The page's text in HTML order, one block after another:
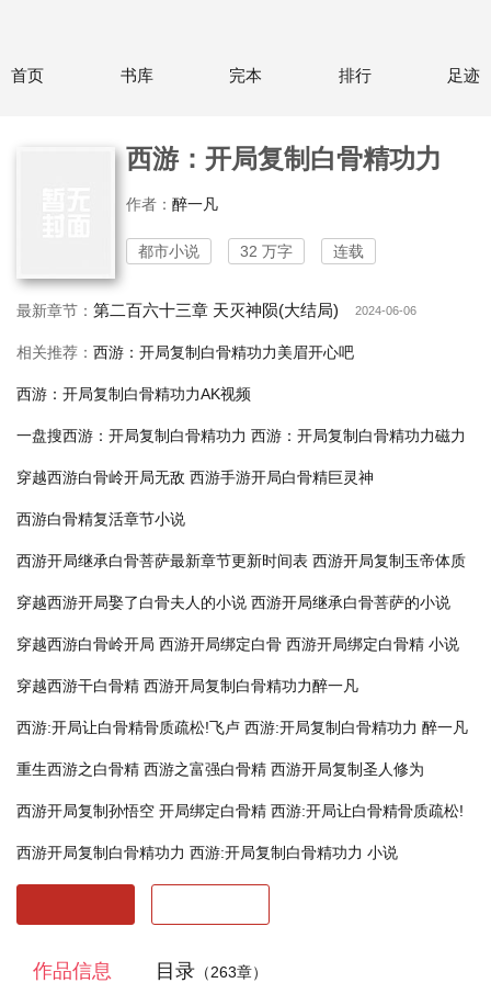
首页 书库 完本 排行 足迹
西游：开局复制白骨精功力
作者： 醉一凡
都市小说 32 万字 连载
最新章节： 第二百六十三章 天灭神陨(大结局) 2024-06-06
相关推荐： 西游：开局复制白骨精功力美眉开心吧
西游：开局复制白骨精功力AK视频
一盘搜西游：开局复制白骨精功力 西游：开局复制白骨精功力磁力
穿越西游白骨岭开局无敌 西游手游开局白骨精巨灵神
西游白骨精复活章节小说
西游开局继承白骨菩萨最新章节更新时间表 西游开局复制玉帝体质
穿越西游开局娶了白骨夫人的小说 西游开局继承白骨菩萨的小说
穿越西游白骨岭开局 西游开局绑定白骨 西游开局绑定白骨精 小说
穿越西游干白骨精 西游开局复制白骨精功力醉一凡
西游:开局让白骨精骨质疏松!飞卢 西游:开局复制白骨精功力 醉一凡
重生西游之白骨精 西游之富强白骨精 西游开局复制圣人修为
西游开局复制孙悟空 开局绑定白骨精 西游:开局让白骨精骨质疏松!
西游开局复制白骨精功力 西游:开局复制白骨精功力 小说
作品信息 目录 （263章）